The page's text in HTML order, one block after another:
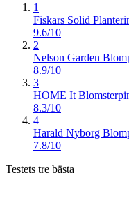
1
Fiskars Solid
9.6/10
2
Nelson Garden
8.9/10
3
HOME It
8.3/10
4
Harald Nyborg
7.8/10
Testets tre bästa